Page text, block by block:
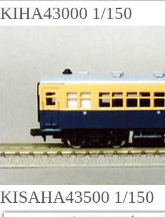
KIHA43000 1/150
KISAHA43500 1/